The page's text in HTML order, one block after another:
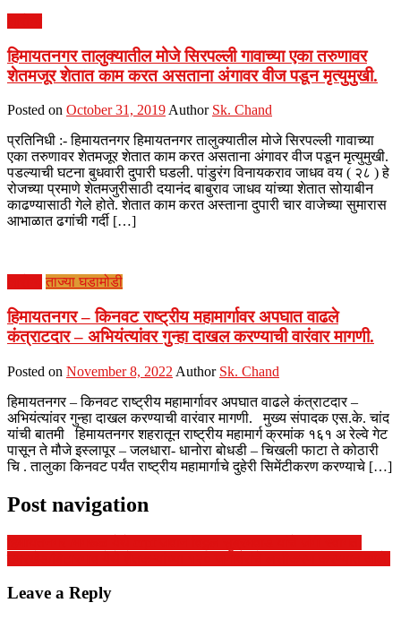
हिमायतनगर तालुक्यातील मोजे सिरपल्ली गावाच्या एका तरुणावर
शेतमजूर शेतात काम करत असताना अंगावर वीज पडून मृत्युमुखी.
Posted on October 31, 2019Author Sk. Chand
प्रतिनिधी :- हिमायतनगर हिमायतनगर तालुक्यातील मोजे सिरपल्ली गावाच्या
एका तरुणावर शेतमजूर शेतात काम करत असताना अंगावर वीज पडून मृत्युमुखी.
पडल्याची घटना बुधवारी दुपारी घडली. पांडुरंग विनायकराव जाधव वय ( २८ ) हे
रोजच्या प्रमाणे शेतमजुरीसाठी दयानंद बाबुराव जाधव यांच्या शेतात सोयाबीन
काढण्यासाठी गेले होते. शेतात काम करत अस्ताना दुपारी चार वाजेच्या सुमारास
आभाळात ढगांची गर्दी […]
ताज्या घडामोडी
हिमायतनगर – किनवट राष्ट्रीय महामार्गावर अपघात वाढले
कंत्राटदार – अभियंत्यांवर गुन्हा दाखल करण्याची वारंवार मागणी.
Posted on November 8, 2022 Author Sk. Chand
हिमायतनगर – किनवट राष्ट्रीय महामार्गावर अपघात वाढले कंत्राटदार –
अभियंत्यांवर गुन्हा दाखल करण्याची वारंवार मागणी. मुख्य संपादक एस.के. चांद
यांची बातमी हिमायतनगर शहरातून राष्ट्रीय महामार्ग क्रमांक १६१ अ रेल्वे गेट
पासून ते मौजे इस्लापूर – जलधारा- धानोरा बोधडी – चिखली फाटा ते कोठारी
चि . तालुका किनवट पर्यंत राष्ट्रीय महामार्गाचे दुहेरी सिमेंटीकरण करण्याचे […]
Post navigation
Leave a Reply